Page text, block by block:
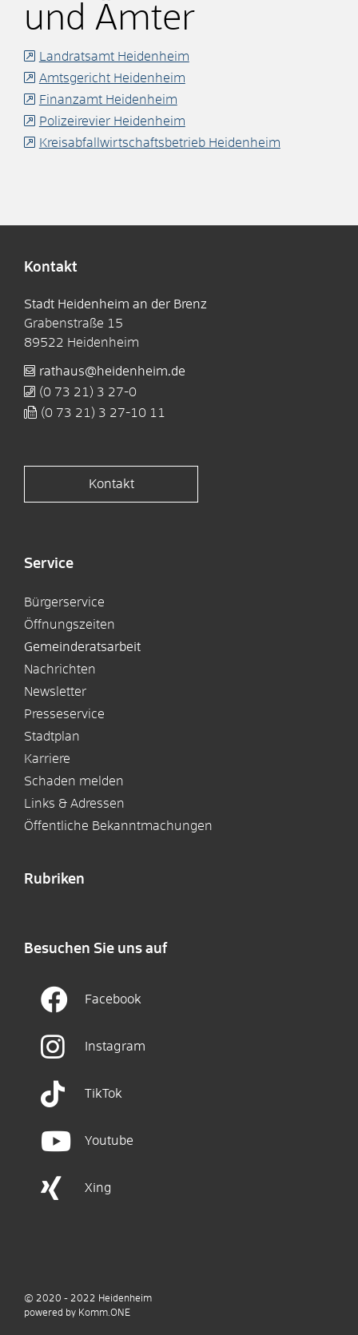
und Ämter
Landratsamt Heidenheim
Amtsgericht Heidenheim
Finanzamt Heidenheim
Polizeirevier Heidenheim
Kreisabfallwirtschaftsbetrieb Heidenheim
Kontakt
Stadt Heidenheim an der Brenz
Grabenstraße 15
89522 Heidenheim
rathaus@heidenheim.de
(0 73 21) 3 27-0
(0 73 21) 3 27-10 11
Kontakt
Service
Bürgerservice
Öffnungszeiten
Gemeinderatsarbeit
Nachrichten
Newsletter
Presseservice
Stadtplan
Karriere
Schaden melden
Links & Adressen
Öffentliche Bekanntmachungen
Rubriken
Besuchen Sie uns auf
Facebook
Instagram
TikTok
Youtube
Xing
© 2020 - 2022 Heidenheim
powered by Komm.ONE